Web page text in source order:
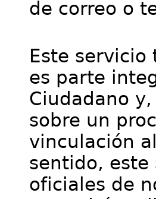
de correo o
Este
es parte
Ciudadano
sobre un
vinculación
sentido, este
oficiales de